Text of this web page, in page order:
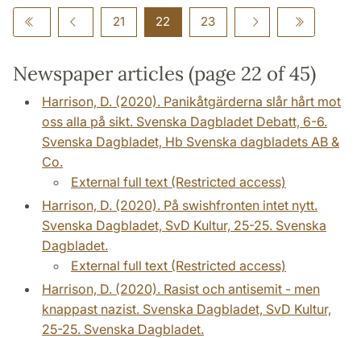
21 22 23
Newspaper articles (page 22 of 45)
Harrison, D. (2020). Panikåtgärderna slår hårt mot
oss alla på sikt. Svenska Dagbladet Debatt, 6-6.
Svenska Dagbladet, Hb Svenska dagbladets AB &
Co.
External full text (Restricted access)
Harrison, D. (2020). På swishfronten intet nytt.
Svenska Dagbladet, SvD Kultur, 25-25. Svenska
Dagbladet.
External full text (Restricted access)
Harrison, D. (2020). Rasist och antisemit - men
knappast nazist. Svenska Dagbladet, SvD Kultur,
25-25. Svenska Dagbladet.